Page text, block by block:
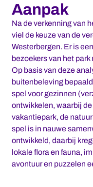
Aanpak
Na de verkenning van
viel de keuze van de
Westerbergen. Er is
bezoekers van het
Op basis van deze
buitenbeleving
spel voor gezinnen
ontwikkelen, waarbij
vakantiepark, de
spel is in nauwe
ontwikkeld, daarbij
lokale flora en fauna,
avontuur en puzzelen